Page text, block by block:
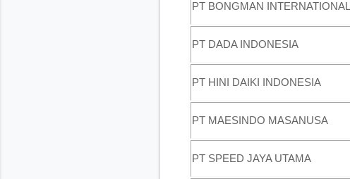
PT BONGMAN INTERNATIONAL
PT DADA INDONESIA
PT HINI DAIKI INDONESIA
PT MAESINDO MASANUSA
PT SPEED JAYA UTAMA